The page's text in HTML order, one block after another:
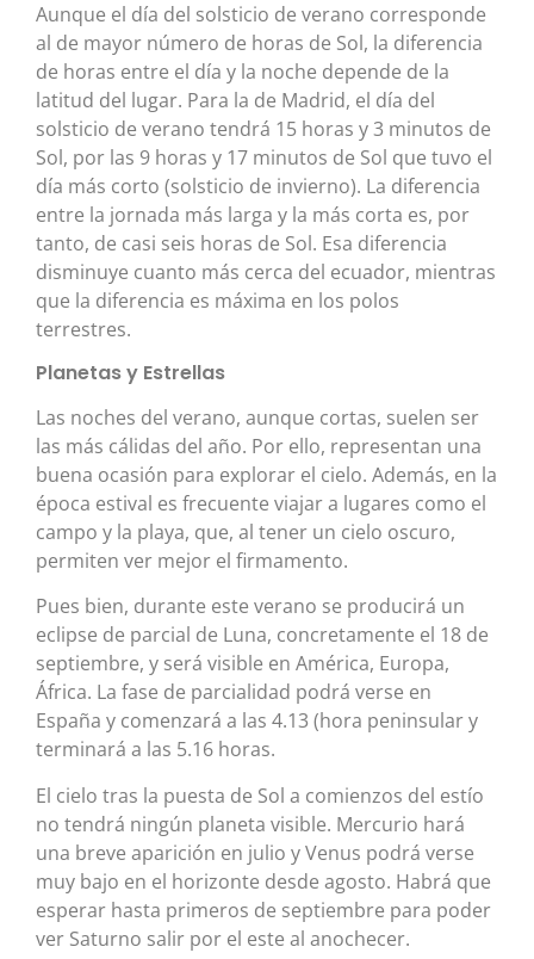
Aunque el día del solsticio de verano corresponde
al de mayor número de horas de Sol, la diferencia
de horas entre el día y la noche depende de la
latitud del lugar. Para la de Madrid, el día del
solsticio de verano tendrá 15 horas y 3 minutos de
Sol, por las 9 horas y 17 minutos de Sol que tuvo el
día más corto (solsticio de invierno). La diferencia
entre la jornada más larga y la más corta es, por
tanto, de casi seis horas de Sol. Esa diferencia
disminuye cuanto más cerca del ecuador, mientras
que la diferencia es máxima en los polos
terrestres.
Planetas y Estrellas
Las noches del verano, aunque cortas, suelen ser
las más cálidas del año. Por ello, representan una
buena ocasión para explorar el cielo. Además, en la
época estival es frecuente viajar a lugares como el
campo y la playa, que, al tener un cielo oscuro,
permiten ver mejor el firmamento.
Pues bien, durante este verano se producirá un
eclipse de parcial de Luna, concretamente el 18 de
septiembre, y será visible en América, Europa,
África. La fase de parcialidad podrá verse en
España y comenzará a las 4.13 (hora peninsular y
terminará a las 5.16 horas.
El cielo tras la puesta de Sol a comienzos del estío
no tendrá ningún planeta visible. Mercurio hará
una breve aparición en julio y Venus podrá verse
muy bajo en el horizonte desde agosto. Habrá que
esperar hasta primeros de septiembre para poder
ver Saturno salir por el este al anochecer.